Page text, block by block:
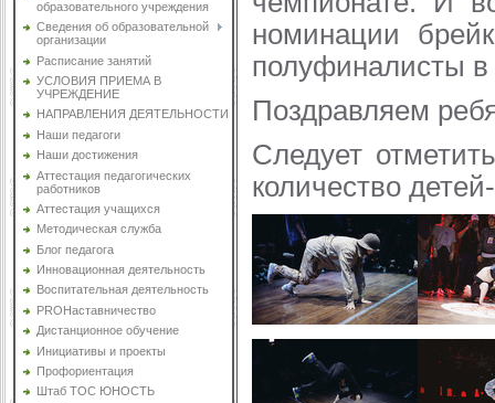
образовательного учреждения
Сведения об образовательной
организации
Расписание занятий
УСЛОВИЯ ПРИЕМА В
УЧРЕЖДЕНИЕ
НАПРАВЛЕНИЯ ДЕЯТЕЛЬНОСТИ
Наши педагоги
Наши достижения
Аттестация педагогических
работников
Аттестация учащихся
Методическая служба
Блог педагога
Инновационная деятельность
Воспитательная деятельность
PROНаставничество
Дистанционное обучение
Инициативы и проекты
Профориентация
Штаб ТОС ЮНОСТЬ
номинации
полуфиналисты в
Поздравляем
Следует
количество